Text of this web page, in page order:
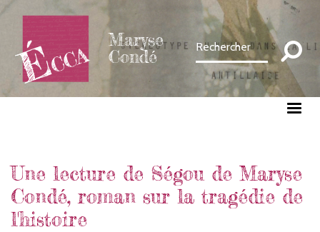
contenu
principal
Maryse
Condé
Une lecture de Ségou de Maryse
Condé, roman sur la tragédie de
l'histoire